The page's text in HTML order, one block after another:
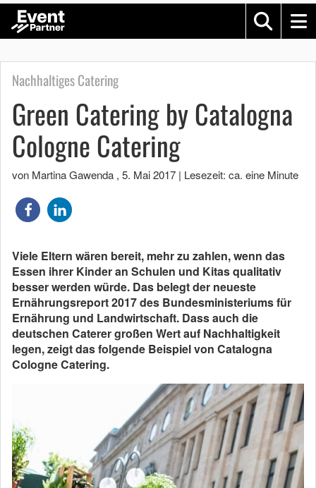
Nachhaltiges Catering
Green Catering by Catalogna
Cologne Catering
von Martina Gawenda , 5. Mai 2017 | Lesezeit: ca. eine Minute
Viele Eltern wären bereit, mehr zu zahlen, wenn das
Essen ihrer Kinder an Schulen und Kitas qualitativ
besser werden würde. Das belegt der neueste
Ernährungsreport 2017 des Bundesministeriums für
Ernährung und Landwirtschaft. Dass auch die
deutschen Caterer großen Wert auf Nachhaltigkeit
legen, zeigt das folgende Beispiel von Catalogna
Cologne Catering.